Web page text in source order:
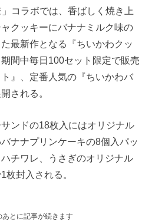
」コラボでは、香ばしく焼き上
クッキーにバナナミルク味の
最新作となる『ちいかわクッ
間中毎日100セット限定で販売
』、定番人気の『ちいかわバ
される。
ンドの18枚入にはオリジナル
ナナプリンケーキの8個入パッ
チワレ、うさぎのオリジナル
枚封入される。
あとに記事が続きます